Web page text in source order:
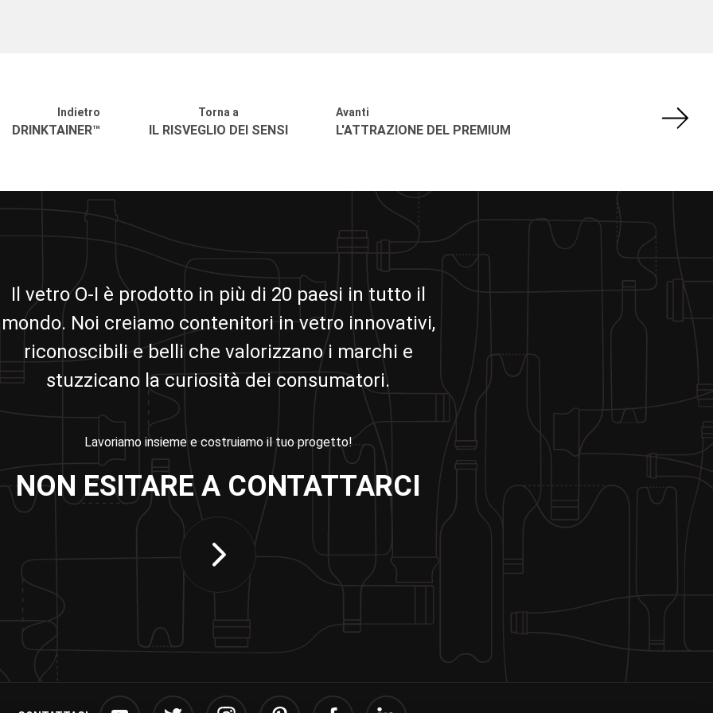
Indietro
DRINKTAINER™
Torna a
IL RISVEGLIO DEI SENSI
Avanti
L'ATTRAZIONE DEL PREMIUM
Il vetro O-I è prodotto in più di 20 paesi in tutto il
mondo. Noi creiamo contenitori in vetro innovativi,
riconoscibili e belli che valorizzano i marchi e
stuzzicano la curiosità dei consumatori.
Lavoriamo insieme e costruiamo il tuo progetto!
NON ESITARE A CONTATTARCI